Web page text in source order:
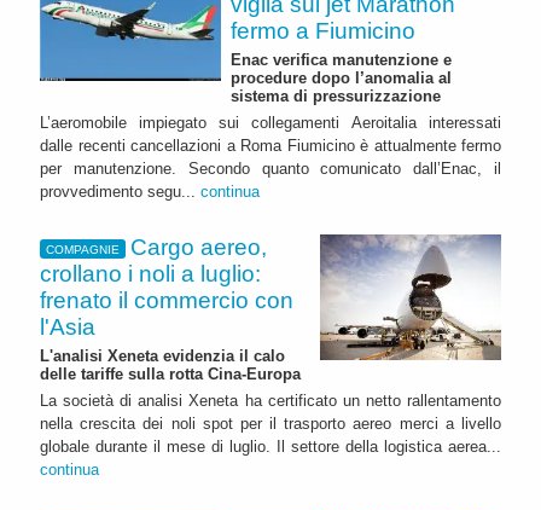
fermo a Fiumicino
Enac verifica manutenzione e
procedure dopo l’anomalia al
sistema di pressurizzazione
L’aeromobile impiegato sui collegamenti Aeroitalia interessati
dalle recenti cancellazioni a Roma Fiumicino è attualmente fermo
per manutenzione. Secondo quanto comunicato dall’Enac, il
provvedimento segu... continua
COMPAGNIE
Cargo aereo,
crollano i noli a luglio:
frenato il commercio con
l'Asia
L'analisi Xeneta evidenzia il calo
delle tariffe sulla rotta Cina-Europa
La società di analisi Xeneta ha certificato un netto rallentamento
nella crescita dei noli spot per il trasporto aereo merci a livello
globale durante il mese di luglio. Il settore della logistica aerea...
continua